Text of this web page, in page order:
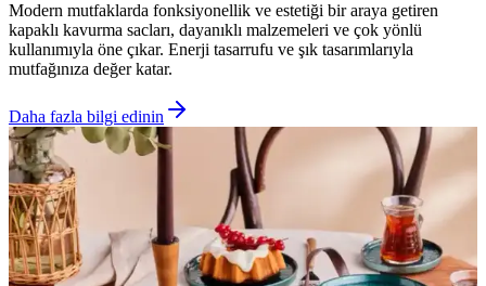
Modern mutfaklarda fonksiyonellik ve estetiği bir araya getiren
kapaklı kavurma sacları, dayanıklı malzemeleri ve çok yönlü
kullanımıyla öne çıkar. Enerji tasarrufu ve şık tasarımlarıyla
mutfağınıza değer katar.
Daha fazla bilgi edinin